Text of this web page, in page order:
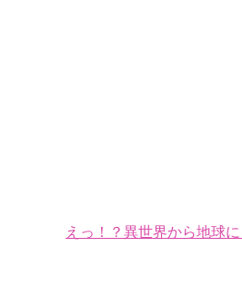
えっ！？異世界から地球